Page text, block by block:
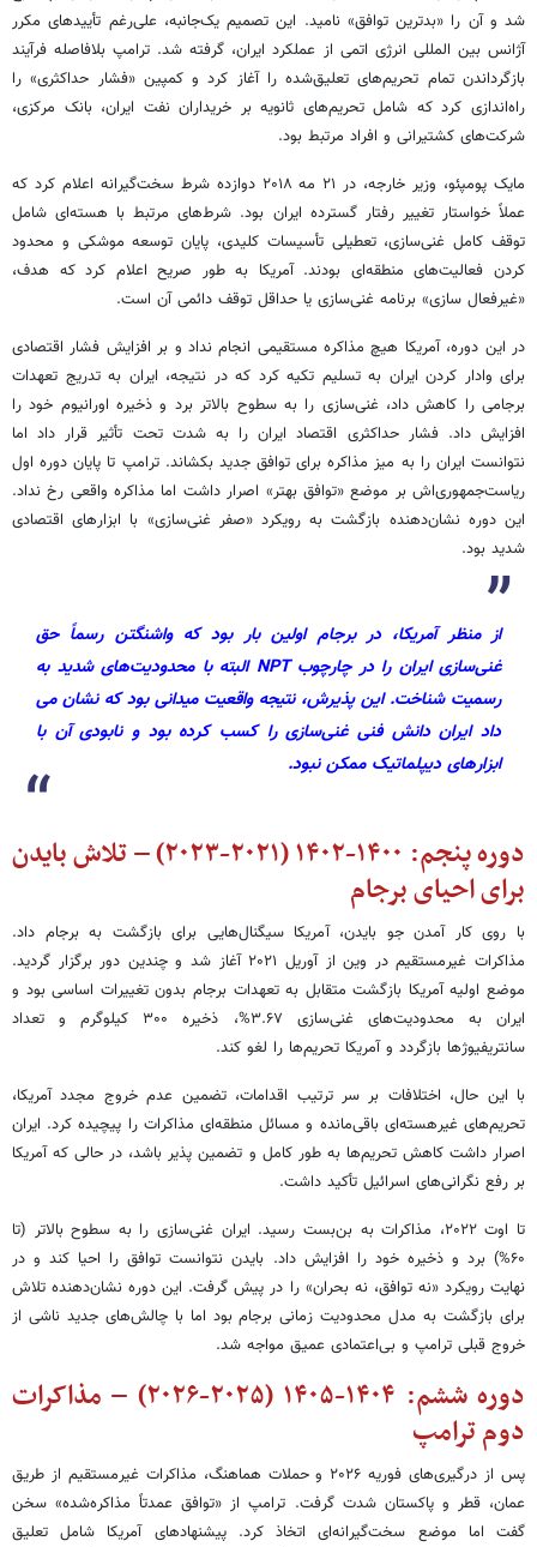
شد و آن را «بدترین توافق» نامید. این تصمیم یک‌جانبه، علی‌رغم تأییدهای مکرر
آژانس بین المللی انرژی اتمی از عملکرد ایران، گرفته شد. ترامپ بلافاصله فرآیند
بازگرداندن تمام تحریم‌های تعلیق‌شده را آغاز کرد و کمپین «فشار حداکثری» را
راه‌اندازی کرد که شامل تحریم‌های ثانویه بر خریداران نفت ایران، بانک مرکزی،
شرکت‌های کشتیرانی و افراد مرتبط بود.
مایک پومپئو، وزیر خارجه، در ۲۱ مه ۲۰۱۸ دوازده شرط سخت‌گیرانه اعلام کرد که
عملاً خواستار تغییر رفتار گسترده ایران بود. شرط‌های مرتبط با هسته‌ای شامل
توقف کامل غنی‌سازی، تعطیلی تأسیسات کلیدی، پایان توسعه موشکی و محدود
کردن فعالیت‌های منطقه‌ای بودند. آمریکا به طور صریح اعلام کرد که هدف،
«غیرفعال سازی» برنامه غنی‌سازی یا حداقل توقف دائمی آن است.
در این دوره، آمریکا هیچ مذاکره مستقیمی انجام نداد و بر افزایش فشار اقتصادی
برای وادار کردن ایران به تسلیم تکیه کرد که در نتیجه، ایران به تدریج تعهدات
برجامی را کاهش داد، غنی‌سازی را به سطوح بالاتر برد و ذخیره اورانیوم خود را
افزایش داد. فشار حداکثری اقتصاد ایران را به شدت تحت تأثیر قرار داد اما
نتوانست ایران را به میز مذاکره برای توافق جدید بکشاند. ترامپ تا پایان دوره اول
ریاست‌جمهوری‌اش بر موضع «توافق بهتر» اصرار داشت اما مذاکره واقعی رخ نداد.
این دوره نشان‌دهنده بازگشت به رویکرد «صفر غنی‌سازی» با ابزارهای اقتصادی
شدید بود.
از منظر آمریکا، در برجام اولین بار بود که واشنگتن رسماً حق
غنی‌سازی ایران را در چارچوب NPT البته با محدودیت‌های شدید به
رسمیت شناخت. این پذیرش، نتیجه واقعیت میدانی بود که نشان می
داد ایران دانش فنی غنی‌سازی را کسب کرده بود و نابودی آن با
ابزارهای دیپلماتیک ممکن نبود.
دوره پنجم: ۱۴۰۰-۱۴۰۲ (۲۰۲۱-۲۰۲۳) – تلاش بایدن
برای احیای برجام
با روی کار آمدن جو بایدن، آمریکا سیگنال‌هایی برای بازگشت به برجام داد.
مذاکرات غیرمستقیم در وین از آوریل ۲۰۲۱ آغاز شد و چندین دور برگزار گردید.
موضع اولیه آمریکا بازگشت متقابل به تعهدات برجام بدون تغییرات اساسی بود و
ایران به محدودیت‌های غنی‌سازی ۳.۶۷%، ذخیره ۳۰۰ کیلوگرم و تعداد
سانتریفیوژها بازگردد و آمریکا تحریم‌ها را لغو کند.
با این حال، اختلافات بر سر ترتیب اقدامات، تضمین عدم خروج مجدد آمریکا،
تحریم‌های غیرهسته‌ای باقی‌مانده و مسائل منطقه‌ای مذاکرات را پیچیده کرد. ایران
اصرار داشت کاهش تحریم‌ها به طور کامل و تضمین پذیر باشد، در حالی که آمریکا
بر رفع نگرانی‌های اسرائیل تأکید داشت.
تا اوت ۲۰۲۲، مذاکرات به بن‌بست رسید. ایران غنی‌سازی را به سطوح بالاتر (تا
۶۰%) برد و ذخیره خود را افزایش داد. بایدن نتوانست توافق را احیا کند و در
نهایت رویکرد «نه توافق، نه بحران» را در پیش گرفت. این دوره نشان‌دهنده تلاش
برای بازگشت به مدل محدودیت زمانی برجام بود اما با چالش‌های جدید ناشی از
خروج قبلی ترامپ و بی‌اعتمادی عمیق مواجه شد.
دوره ششم: ۱۴۰۴-۱۴۰۵ (۲۰۲۵-۲۰۲۶) – مذاکرات
دوم ترامپ
پس از درگیری‌های فوریه ۲۰۲۶ و حملات هماهنگ، مذاکرات غیرمستقیم از طریق
عمان، قطر و پاکستان شدت گرفت. ترامپ از «توافق عمدتاً مذاکره‌شده» سخن
گفت اما موضع سخت‌گیرانه‌ای اتخاذ کرد. پیشنهادهای آمریکا شامل تعلیق